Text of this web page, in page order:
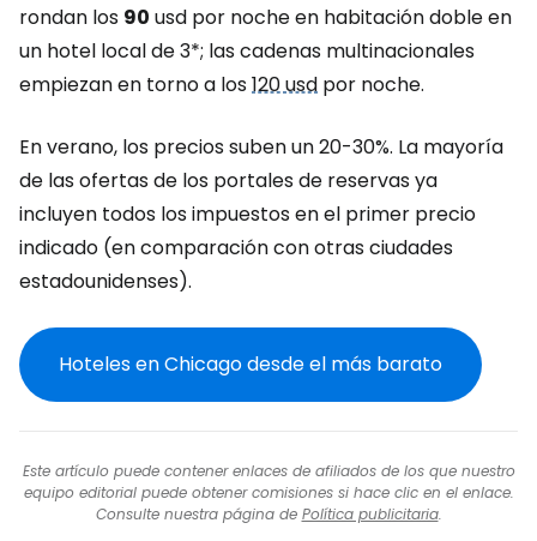
rondan los 90 usd por noche en habitación doble en
un hotel local de 3*; las cadenas multinacionales
empiezan en torno a los120 usd por noche.
En verano, los precios suben un 20-30%. La mayoría
de las ofertas de los portales de reservas ya
incluyen todos los impuestos en el primer precio
indicado (en comparación con otras ciudades
estadounidenses).
Hoteles en Chicago desde el más barato
Este artículo puede contener enlaces de afiliados de los que nuestro
equipo editorial puede obtener comisiones si hace clic en el enlace.
Consulte nuestra página de Política publicitaria.